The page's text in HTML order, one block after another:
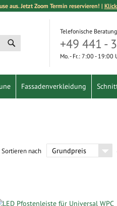
aus. Jetzt Zoom Termin reservieren! |
Telefonische
+49 441 -
Mo. - Fr.: 7:00 - 19:00
Fassadenverkleidung
Sortieren nach